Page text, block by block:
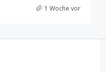
1 Woche vor